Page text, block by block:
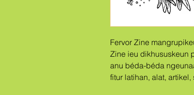
Fervor Zine
Zine ieu dikhususkeun
anu béda-béda
fitur latihan, alat,